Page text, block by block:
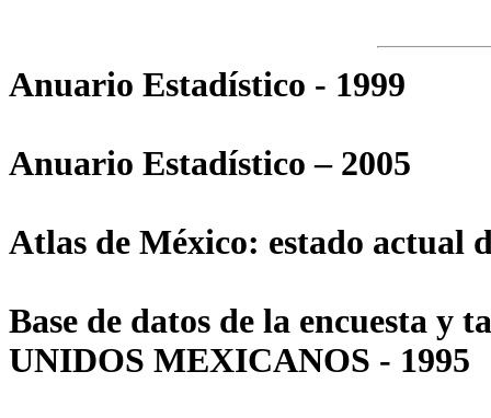
Anuario Estadístico - 1999
Anuario Estadístico – 2005
Atlas de México: estado actual
Base de datos de la encuesta y
UNIDOS MEXICANOS - 1995